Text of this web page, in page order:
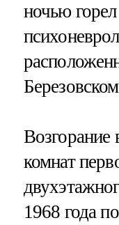
ночью горел
Возгорание
комнат
1968 года